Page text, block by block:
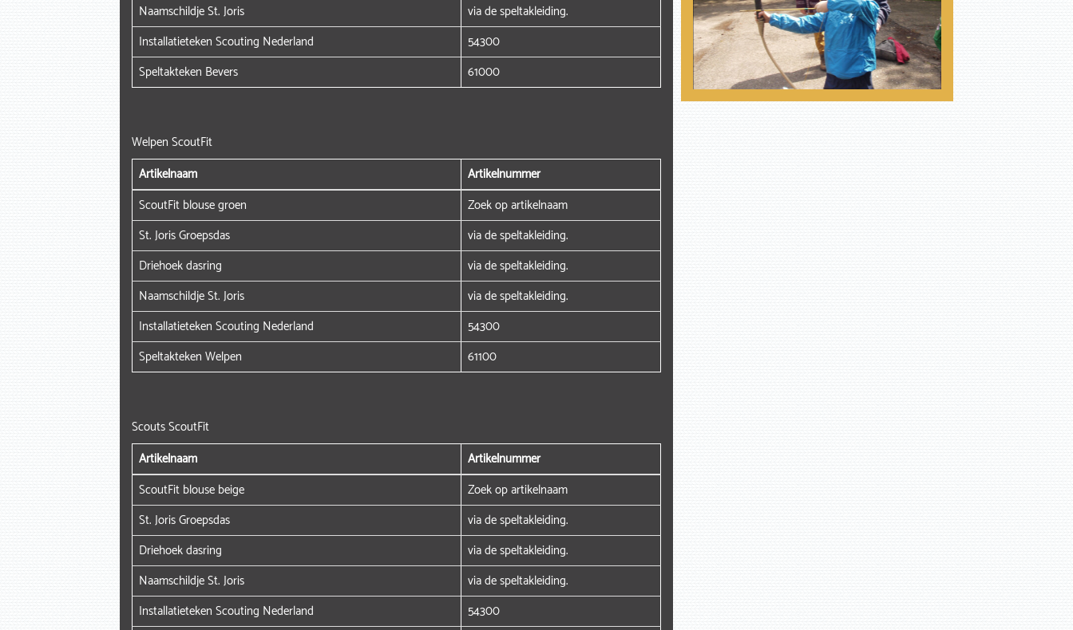
Naamschildje St. Joris
via de speltakleiding.
Installatieteken Scouting Nederland
54300
Speltakteken Bevers
61000
Welpen ScoutFit
Artikelnaam
Artikelnummer
ScoutFit blouse groen
Zoek op artikelnaam
St. Joris Groepsdas
via de speltakleiding.
Driehoek dasring
via de speltakleiding.
Naamschildje St. Joris
via de speltakleiding.
Installatieteken Scouting Nederland
54300
Speltakteken Welpen
61100
Scouts ScoutFit
Artikelnaam
Artikelnummer
ScoutFit blouse beige
Zoek op artikelnaam
St. Joris Groepsdas
via de speltakleiding.
Driehoek dasring
via de speltakleiding.
Naamschildje St. Joris
via de speltakleiding.
Installatieteken Scouting Nederland
54300